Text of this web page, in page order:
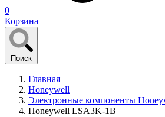
0
Корзина
Поиск
Главная
Honeywell
Электронные компоненты
Honeywell LSA3K-1B